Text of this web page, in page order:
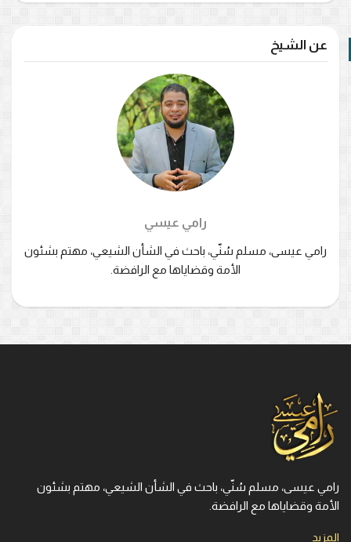
عن الشيخ
رامي عيسي
رامي عيسى، مسلم سُنّي، باحث في الشأن الشيعي، مهتم بشئون
الأمة وقضاياها مع الرافضة.
رامي عيسى، مسلم سُنّي، باحث في الشأن الشيعي، مهتم بشئون
الأمة وقضاياها مع الرافضة.
المزيد